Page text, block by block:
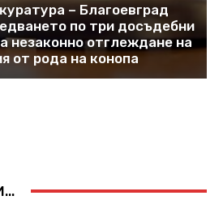
– Благоевград
по три досъдебни
незаконно отглеждане на
от рода на конопа